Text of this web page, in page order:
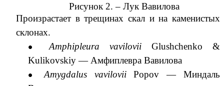
Рисунок 2. – Лук Вавилова
Произрастает в трещинах скал и на каменистых
склонах.
Amphipleura vavilovii
Glushchenko &
Kulikovskiy— Амфиплевра Вавилова
Amygdalus vaviloviiPopov —Миндаль